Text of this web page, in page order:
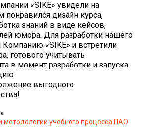
«SIKE» увидели на
понравился дизайн курса,
знаний в виде кейсов,
юмора. Для разработки нашего
«SIKE» и встретили
готового учитывать
в момент разработки и запуска
выгодного
учебного процесса ПАО